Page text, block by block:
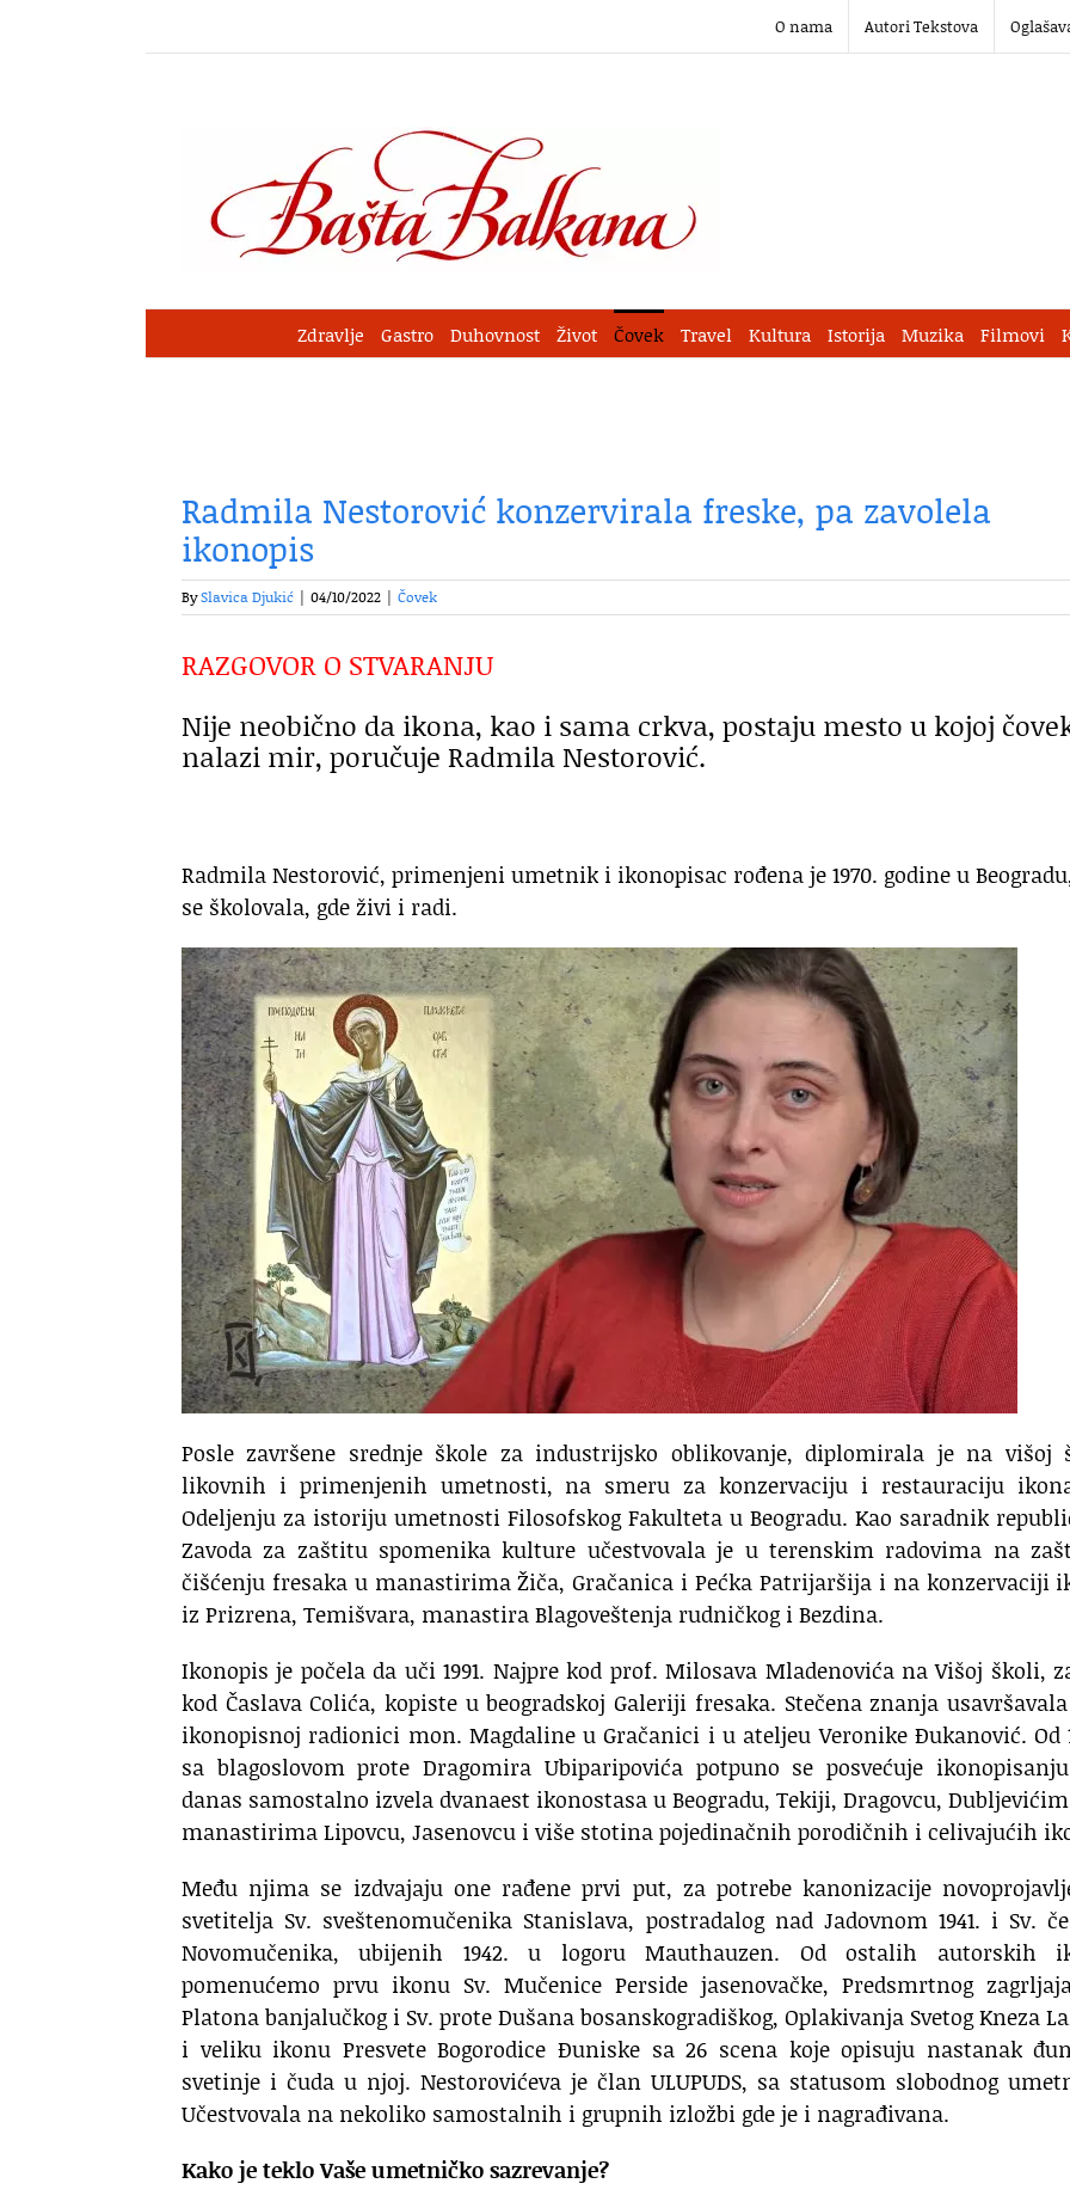
O nama Autori Tekstova
Zdravlje Gastro Duhovnost Život Čovek Travel Kultura Istorija Muzika Filmovi
Radmila Nestorović konzervirala freske, pa zavolela
ikonopis
BySlavica Djukić | 04/10/2022 | Čovek
RAZGOVOR O STVARANJU
Nije neobično da ikona, kao i sama crkva, postaju mesto u kojoj
nalazi mir, poručuje Radmila Nestorović.
Radmila Nestorović, primenjeni umetnik i ikonopisac rođena je 1970. godine u
se školovala, gde živi i radi.
Posle završene srednje škole za industrijsko oblikovanje, diplomirala je na višoj
likovnih i primenjenih umetnosti, na smeru za konzervaciju i restauraciju
Odeljenju za istoriju umetnosti Filosofskog Fakulteta u Beogradu. Kao saradnik
Zavoda za zaštitu spomenika kulture učestvovala je u terenskim radovima na
čišćenju fresaka u manastirima Žiča, Gračanica i Pećka Patrijaršija i na konzervaciji
iz Prizrena, Temišvara, manastira Blagoveštenja rudničkog i Bezdina.
Ikonopis je počela da uči 1991. Najpre kod prof. Milosava Mladenovića na Višoj školi,
kod Časlava Colića, kopiste u beogradskoj Galeriji fresaka. Stečena znanja
ikonopisnoj radionici mon. Magdaline u Gračanici i u ateljeu Veronike Đukanović. Od
sa blagoslovom prote Dragomira Ubiparipovića potpuno se posvećuje
danas samostalno izvela dvanaest ikonostasa u Beogradu, Tekiji, Dragovcu,
manastirima Lipovcu, Jasenovcu i više stotina pojedinačnih porodičnih i celivajućih
Među njima se izdvajaju one rađene prvi put, za potrebe kanonizacije
svetitelja Sv. sveštenomučenika Stanislava, postradalog nad Jadovnom 1941. i Sv.
Novomučenika, ubijenih 1942. u logoru Mauthauzen. Od ostalih autorskih
pomenućemo prvu ikonu Sv. Mučenice Perside jasenovačke, Predsmrtnog
Platona banjalučkog i Sv. prote Dušana bosanskogradiškog, Oplakivanja Svetog Kneza
i veliku ikonu Presvete Bogorodice Đuniske sa 26 scena koje opisuju nastanak
svetinje i čuda u njoj. Nestorovićeva je član ULUPUDS, sa statusom slobodnog
Učestvovala na nekoliko samostalnih i grupnih izložbi gde je i nagrađivana.
Kako je teklo Vaše umetničko sazrevanje?